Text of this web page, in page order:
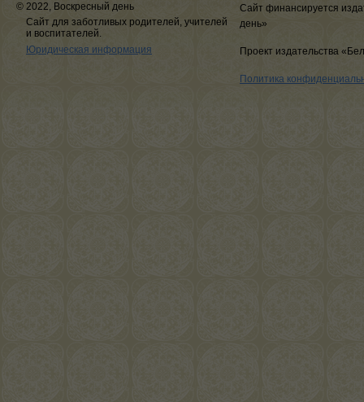
© 2022, Воскресный день
Сайт для заботливых родителей, учителей
и воспитателей.
Юридическая информация
Сайт финансируется
день»
Проект издательства
Политика